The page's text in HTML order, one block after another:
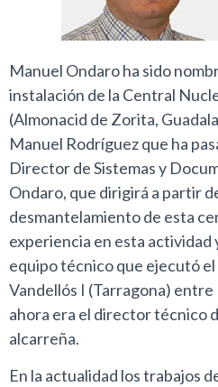
Manuel Ondaro ha sido
instalación de la Central
(Almonacid de Zorita,
Manuel Rodríguez que ha
Director de Sistemas y
Ondaro, que dirigirá a partir
desmantelamiento de esta
experiencia en esta actividad
equipo técnico que ejecutó
Vandellós I (Tarragona) entre
ahora era el director técnico
alcarreña.
En la actualidad los trabajos